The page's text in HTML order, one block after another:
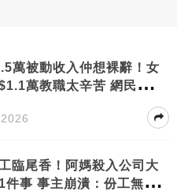
萬被動收入仲想裸辭！女
萬教職太辛苦 網民一語
臨尾香！阿媽殺入公司大
件事 事主崩潰：份工無